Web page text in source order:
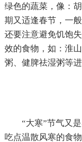
绿色的蔬菜，像：
期又适逢春节，一
还要注意避免饥饱
效的食物，如：淮
粥、健脾祛湿粥等进
“大寒”节气又
吃点温散风寒的食